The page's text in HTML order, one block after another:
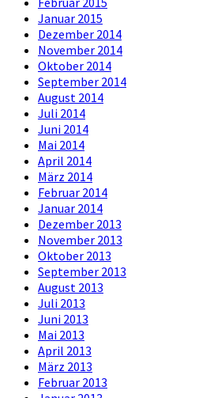
Januar 2015
Dezember 2014
November 2014
Oktober 2014
September 2014
August 2014
Juli 2014
Juni 2014
Mai 2014
April 2014
März 2014
Februar 2014
Januar 2014
Dezember 2013
November 2013
Oktober 2013
September 2013
August 2013
Juli 2013
Juni 2013
Mai 2013
April 2013
März 2013
Februar 2013